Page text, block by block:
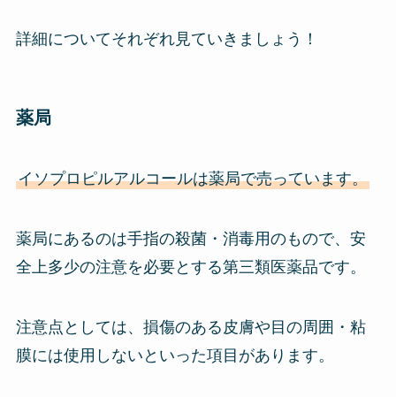
詳細についてそれぞれ見ていきましょう！
薬局
イソプロピルアルコールは薬局で売っています。
薬局にあるのは手指の殺菌・消毒用のもので、安
全上多少の注意を必要とする第三類医薬品です。
注意点としては、損傷のある皮膚や目の周囲・粘
膜には使用しないといった項目があります。